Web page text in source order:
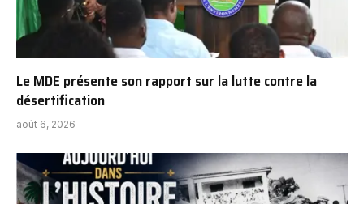
Le MDE présente son rapport sur la lutte contre la
désertification
août 6, 2026